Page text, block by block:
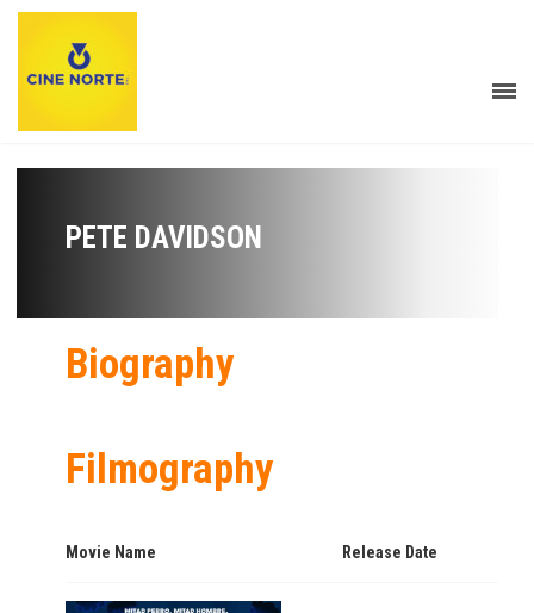
PETE DAVIDSON
Biography
Filmography
Movie Name Release Date